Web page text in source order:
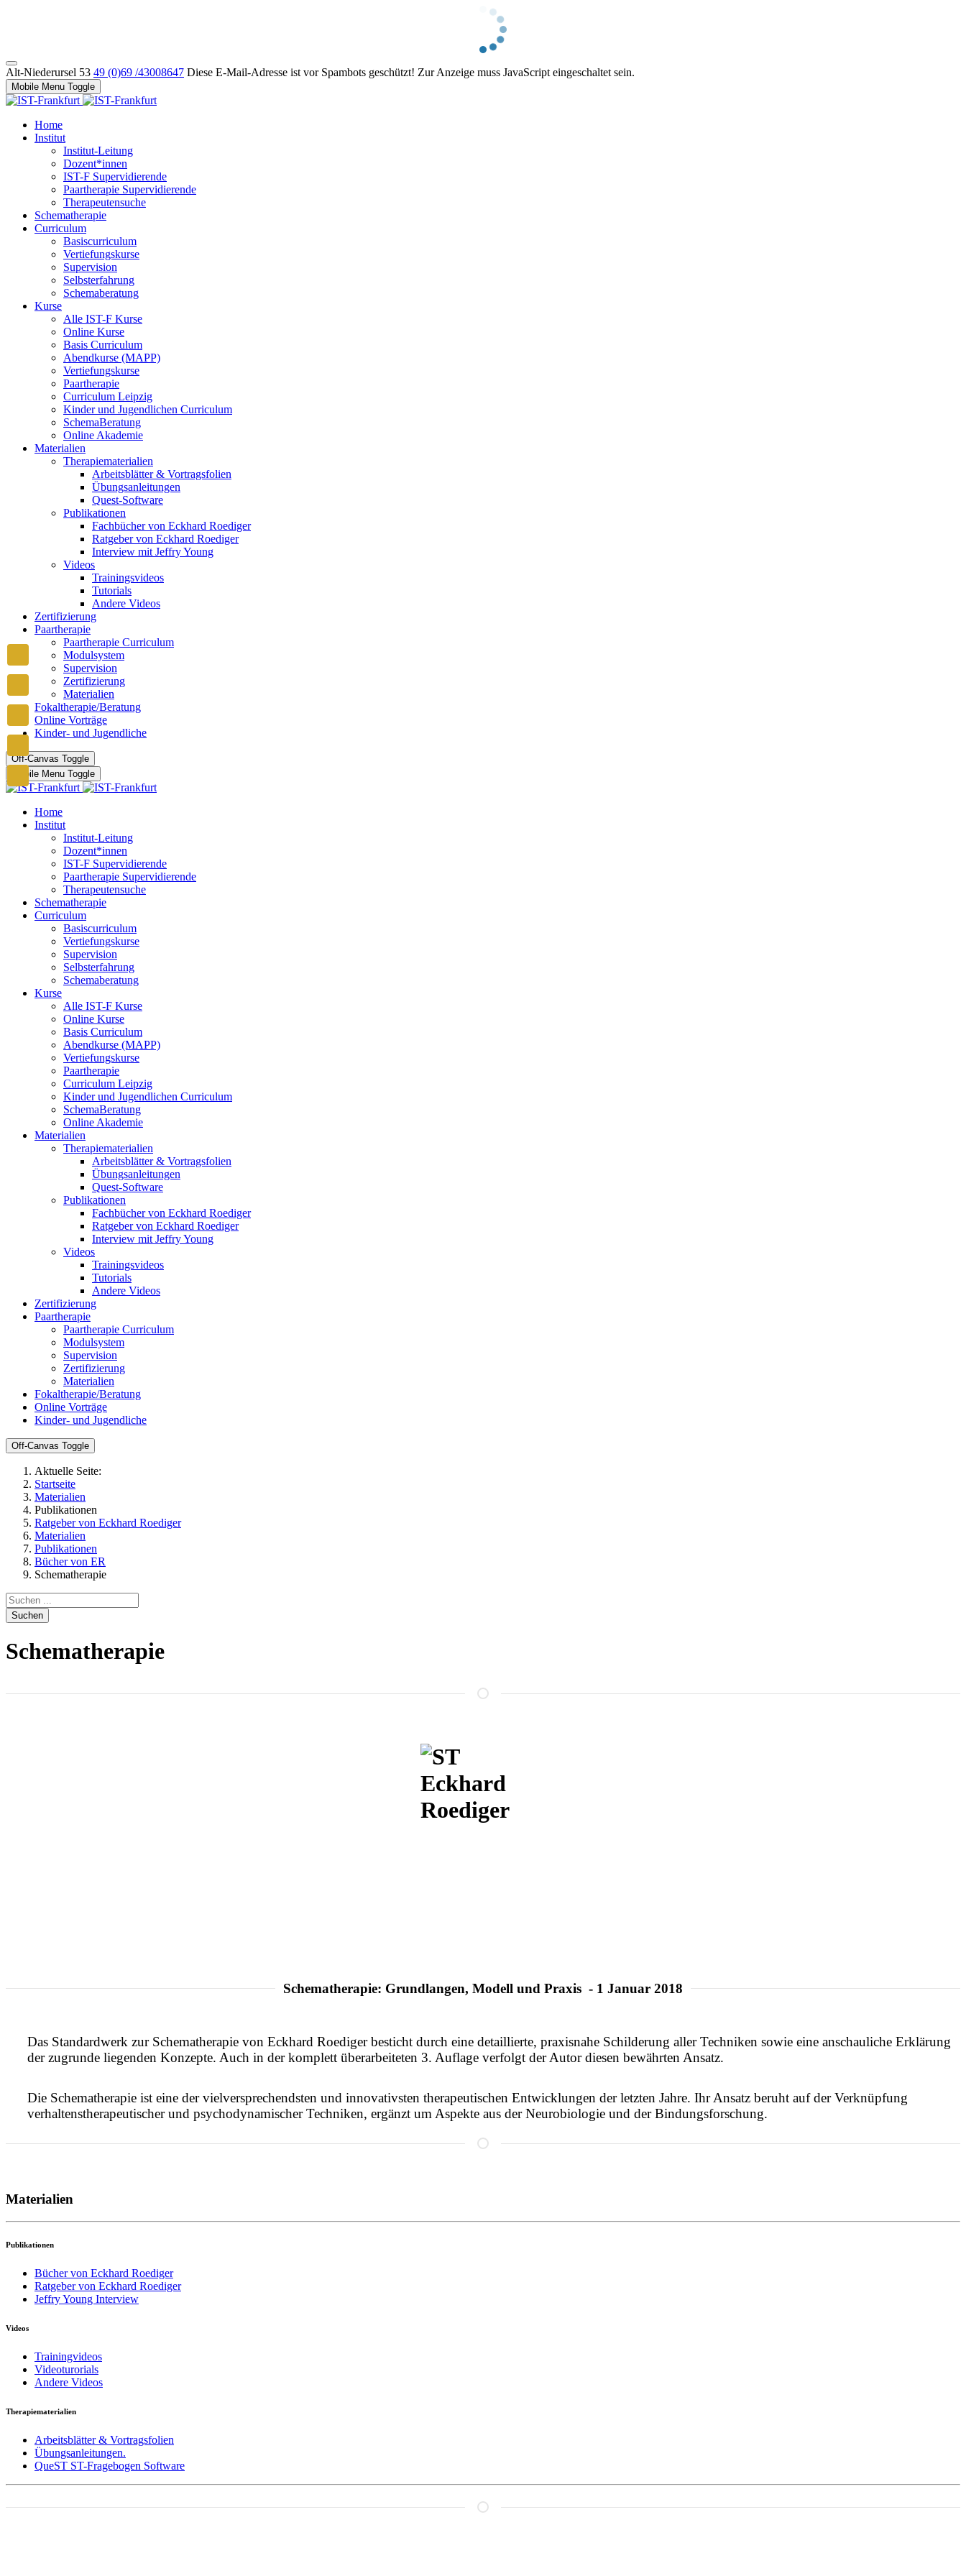
Alt-Niederursel 53 49 (0)69 /43008647 Diese E-Mail-Adresse ist vor Spambots geschützt! Zur Anzeige muss JavaScript eingeschaltet sein.
Mobile Menu Toggle
Home
Institut
Institut-Leitung
Dozent*innen
IST-F Supervidierende
Paartherapie Supervidierende
Therapeutensuche
Schematherapie
Curriculum
Basiscurriculum
Vertiefungskurse
Supervision
Selbsterfahrung
Schemaberatung
Kurse
Alle IST-F Kurse
Online Kurse
Basis Curriculum
Abendkurse (MAPP)
Vertiefungskurse
Paartherapie
Curriculum Leipzig
Kinder und Jugendlichen Curriculum
SchemaBeratung
Online Akademie
Materialien
Therapiematerialien
Arbeitsblätter & Vortragsfolien
Übungsanleitungen
Quest-Software
Publikationen
Fachbücher von Eckhard Roediger
Ratgeber von Eckhard Roediger
Interview mit Jeffry Young
Videos
Trainingsvideos
Tutorials
Andere Videos
Zertifizierung
Paartherapie
Paartherapie Curriculum
Modulsystem
Supervision
Zertifizierung
Materialien
Fokaltherapie/Beratung
Online Vorträge
Kinder- und Jugendliche
Off-Canvas Toggle
Mobile Menu Toggle
Home
Institut
Institut-Leitung
Dozent*innen
IST-F Supervidierende
Paartherapie Supervidierende
Therapeutensuche
Schematherapie
Curriculum
Basiscurriculum
Vertiefungskurse
Supervision
Selbsterfahrung
Schemaberatung
Kurse
Alle IST-F Kurse
Online Kurse
Basis Curriculum
Abendkurse (MAPP)
Vertiefungskurse
Paartherapie
Curriculum Leipzig
Kinder und Jugendlichen Curriculum
SchemaBeratung
Online Akademie
Materialien
Therapiematerialien
Arbeitsblätter & Vortragsfolien
Übungsanleitungen
Quest-Software
Publikationen
Fachbücher von Eckhard Roediger
Ratgeber von Eckhard Roediger
Interview mit Jeffry Young
Videos
Trainingsvideos
Tutorials
Andere Videos
Zertifizierung
Paartherapie
Paartherapie Curriculum
Modulsystem
Supervision
Zertifizierung
Materialien
Fokaltherapie/Beratung
Online Vorträge
Kinder- und Jugendliche
Off-Canvas Toggle
Aktuelle Seite:
Startseite
Materialien
Publikationen
Ratgeber von Eckhard Roediger
Materialien
Publikationen
Bücher von ER
Schematherapie
Suchen
Schematherapie
Schematherapie: Grundlangen, Modell und Praxis - 1 Januar 2018
Das Standardwerk zur Schematherapie von Eckhard Roediger besticht durch eine detaillierte, praxisnahe Schilderung aller Techniken sowie eine anschauliche Erklärung
der zugrunde liegenden Konzepte. Auch in der komplett überarbeiteten 3. Auflage verfolgt der Autor diesen bewährten Ansatz.
Die Schematherapie ist eine der vielversprechendsten und innovativsten therapeutischen Entwicklungen der letzten Jahre. Ihr Ansatz beruht auf der Verknüpfung
verhaltenstherapeutischer und psychodynamischer Techniken, ergänzt um Aspekte aus der Neurobiologie und der Bindungsforschung.
Materialien
Publikationen
Bücher von Eckhard Roediger
Ratgeber von Eckhard Roediger
Jeffry Young Interview
Videos
Trainingvideos
Videoturorials
Andere Videos
Therapiematerialien
Arbeitsblätter & Vortragsfolien
Übungsanleitungen.
QueST ST-Fragebogen Software